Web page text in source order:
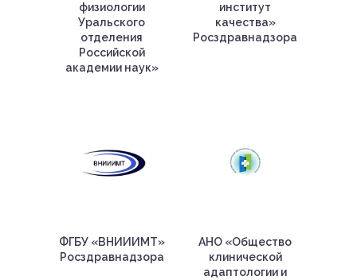
физиологии
Уральского
отделения
Российской
академии наук»
институт
качества»
Росздравнадзора
ФГБУ «ВНИИИМТ»
Росздравнадзора
АНО «Общество
клинической
адаптологии и